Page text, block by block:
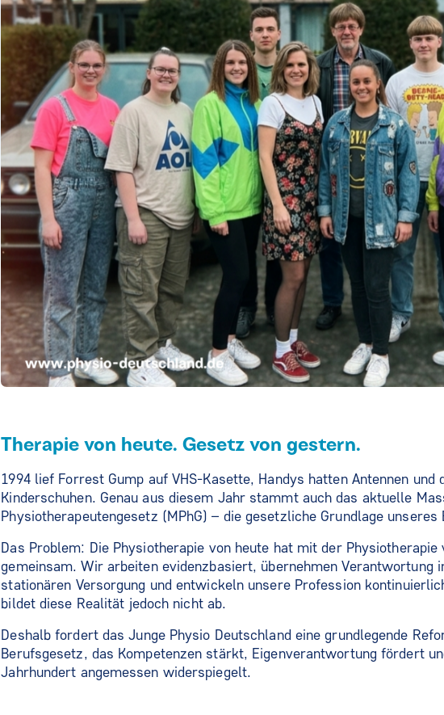
Therapie von heute. Gesetz von gestern.
1994 lief Forrest Gump auf VHS-Kasette, Handys hatten Antennen
Kinderschuhen. Genau aus diesem Jahr stammt auch das aktuelle
Physiotherapeutengesetz (MPhG) – die gesetzliche Grundlage unseres
Das Problem: Die Physiotherapie von heute hat mit der Physiotherapie
gemeinsam. Wir arbeiten evidenzbasiert, übernehmen Verantwortung
stationären Versorgung und entwickeln unsere Profession
bildet diese Realität jedoch nicht ab.
Deshalb fordert das Junge Physio Deutschland eine grundlegende
Berufsgesetz, das Kompetenzen stärkt, Eigenverantwortung fördert
Jahrhundert angemessen widerspiegelt.